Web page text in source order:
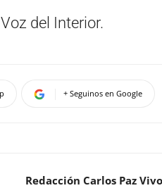
del Interior.
+ Seguinos en Google
Redacción Carlos Paz Vivo